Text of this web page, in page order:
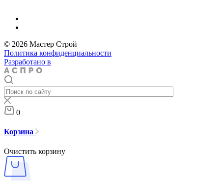
© 2026 Мастер Строй
Политика конфиденциальности
Разработано в
0
Корзина
Очистить корзину